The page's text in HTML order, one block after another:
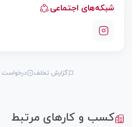
شبکه‌های اجتماعی
گزارش تخلف درخواست
کسب و کارهای مرتبط